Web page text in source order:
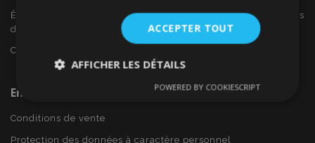
Êtes-vous intéressé par dropshipping ou voulez-vous
devenir notre partenaire?
Contactez-nous dès aujourd'hui!
En Savoir Plus Sur VTVAuto
Conditions de vente
Protection des données à caractère personnel
ACCEPTER TOUT
AFFICHER LES DÉTAILS
Performance Ciblage
POWERED BY COOKIESCRIPT